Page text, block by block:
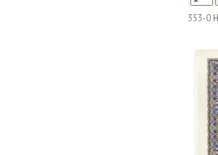
353-0